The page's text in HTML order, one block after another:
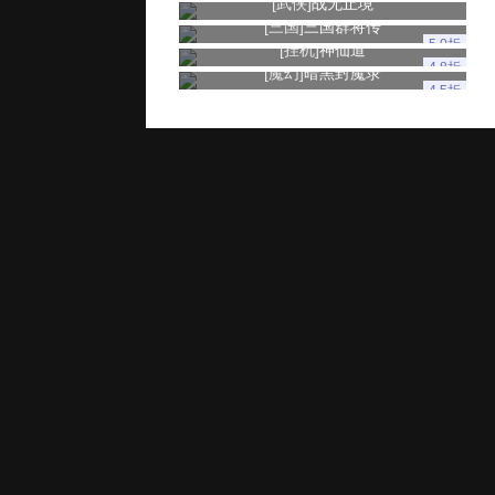
[三国]三国群将传
5.0折
[挂机]神仙道
4.8折
[魔幻]暗黑封魔录
4.5折